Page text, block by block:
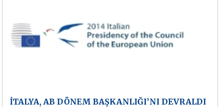
İTALYA, AB DÖNEM BAŞKANLIĞI’NI DEVRALDI